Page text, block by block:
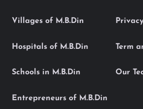
Villages of M.B.Din
Hospitals of M.B.Din
Schools in M.B.Din
Entrepreneurs of M.B.Din
Term
Our